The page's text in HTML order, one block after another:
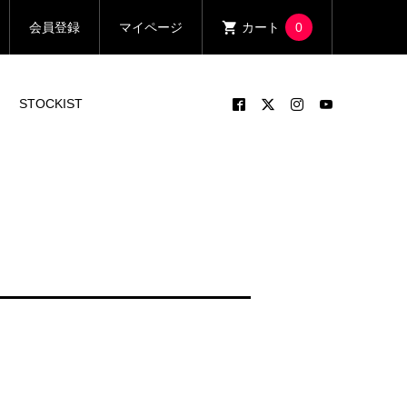
会員登録 マイページ カート 0
STOCKIST